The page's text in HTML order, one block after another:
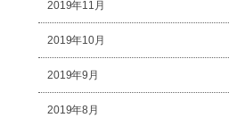
2019年11月
2019年10月
2019年9月
2019年8月